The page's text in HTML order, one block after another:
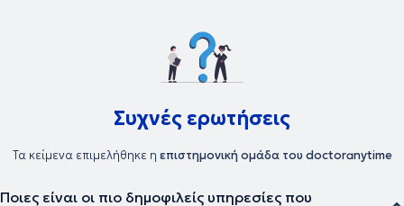
Συχνές ερωτήσεις
Τα κείμενα επιμελήθηκε η επιστημονική ομάδα του doctoranytime
Ποιες είναι οι πιο δημοφιλείς υπηρεσίες που